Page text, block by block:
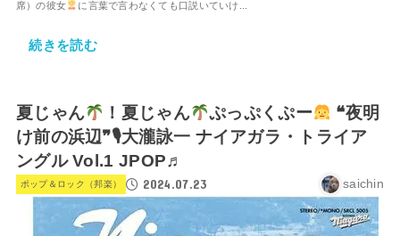
席）の彼女
に言葉で言わなくても口説いていけ...
続きを読む
夏じゃん ！夏じゃん ぷっぷくぷー
❝夜明
け前の浜辺❞🎙大瀧詠一 ナイアガラ・トライア
ングル Vol.1 JPOP♬
ポップ＆ロック（邦楽） 2024.07.23 saichin